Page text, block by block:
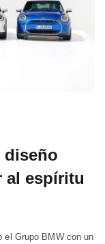
diseño
al espíritu
el Grupo BMW con un